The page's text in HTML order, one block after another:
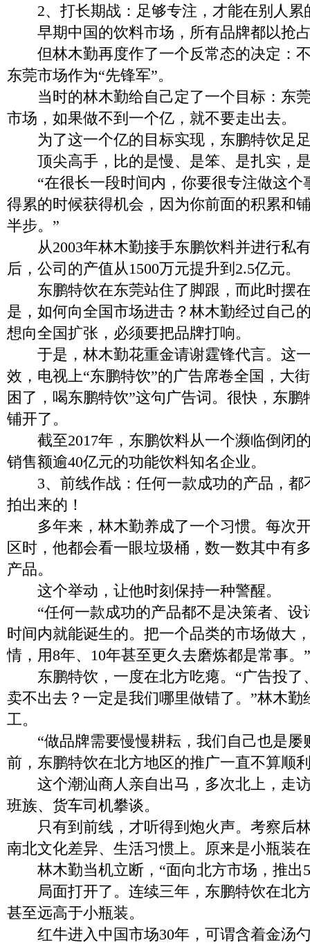
2、打长期战：足够专注，才能在别人累
早期中国的饮料市场，所有品牌都以抢
但林木勤再度作了一个反常态的决定：
东莞市场作为“先锋军”。
当时的林木勤给自己定了一个目标：东
市场，如果做不到一个亿，就不要走出去。
为了这一个亿的目标实现，东鹏特饮足
顶尖高手，比的是慢、是笨、是扎实，
“在很长一段时间内，你要很专注做这个
得累的时候获得机会，因为你前面的积累和
半步。”
从2003年林木勤接手东鹏饮料并进行私有
后，公司的产值从1500万元提升到2.5亿元。
东鹏特饮在东莞站住了脚跟，而此时摆
是，如何向全国市场进击？林木勤经过自己
想向全国扩张，必须要把品牌打响。
于是，林木勤花重金请谢霆锋代言。这
效，电视上“东鹏特饮”的广告席卷全国，大
困了，喝东鹏特饮”这句广告词。很快，东
铺开了。
截至2017年，东鹏饮料从一个濒临倒闭
销售额逾40亿元的功能饮料知名企业。
3、前线作战：任何一款成功的产品，都
拍出来的！
多年来，林木勤养成了一个习惯。每次
区时，他都会看一眼垃圾桶，数一数其中有
产品。
这个举动，让他时刻保持一种警醒。
“任何一款成功的产品都不是决策者、设
时间内就能诞生的。把一个品类的市场做大
情，用8年、10年甚至更久去磨炼都是常事。”
东鹏特饮，一度在北方吃瘪。“广告投了
卖不出去？一定是我们哪里做错了。”林木勤
工。
“做品牌需要慢慢耕耘，我们自己也是屡
前，东鹏特饮在北方地区的推广一直不算顺
这个潮汕商人亲自出马，多次北上，走
班族、货车司机攀谈。
只有到前线，才听得到炮火声。考察后
南北文化差异、生活习惯上。原来是小瓶装
林木勤当机立断，“面向北方市场，推出
局面打开了。连续三年，东鹏特饮在北
甚至远高于小瓶装。
红牛进入中国市场30年，可谓含着金汤